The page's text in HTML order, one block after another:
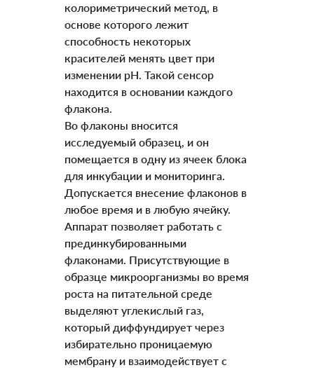
колориметрический метод, в
основе которого лежит
способность некоторых
красителей менять цвет при
изменении рН. Такой сенсор
находится в основании каждого
флакона.
Во флаконы вносится
исследуемый образец, и он
помещается в одну из ячеек блока
для инкубации и мониторинга.
Допускается внесение флаконов в
любое время и в любую ячейку.
Аппарат позволяет работать с
прединкубированными
флаконами. Присутствующие в
образце микроорганизмы во время
роста на питательной среде
выделяют углекислый газ,
который диффундирует через
избирательно проницаемую
мембрану и взаимодействует с